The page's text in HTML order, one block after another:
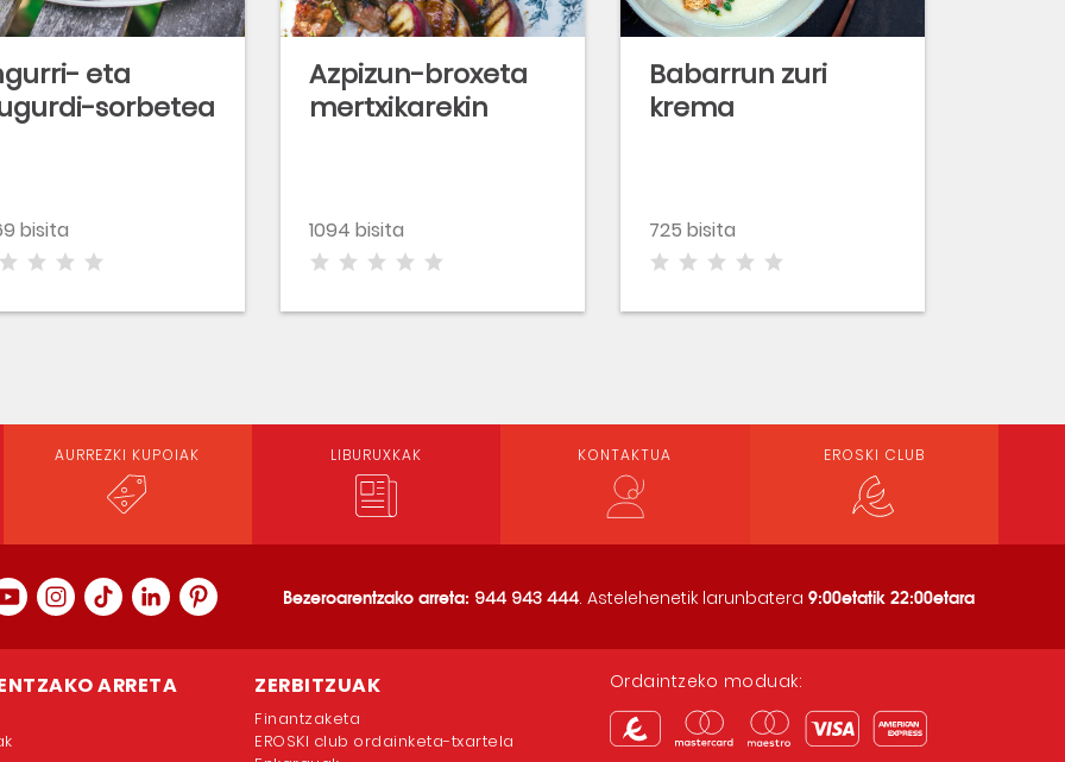
eta
sorbetea
bisita
Azpizun-broxeta
mertxikarekin
1094 bisita
Babarrun zuri
krema
725 bisita
AURREZKI KUPOIAK LIBURUXKAK KONTAKTUA EROSKI CLUB
Bezeroarentzako arreta: 944 943 444. Astelehenetik larunbatera 9:00etatik 22:00etara
ARRETA ZERBITZUAK
Finantzaketa
EROSKI club ordainketa-txartela
Ordaintzeko moduak: